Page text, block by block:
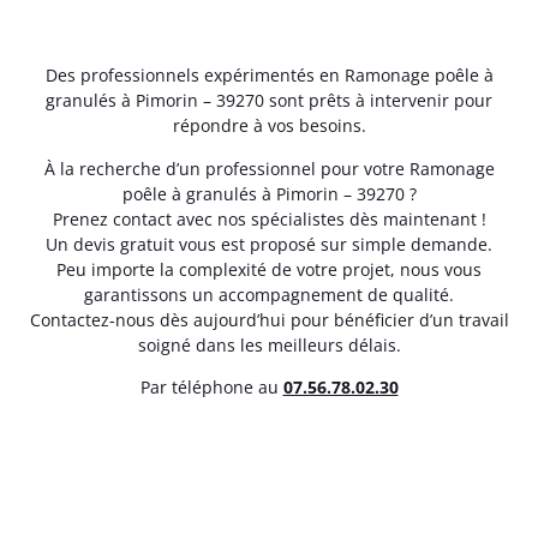
Des professionnels expérimentés en Ramonage poêle à
granulés à Pimorin – 39270 sont prêts à intervenir pour
répondre à vos besoins.
À la recherche d’un professionnel pour votre Ramonage
poêle à granulés à Pimorin – 39270 ?
Prenez contact avec nos spécialistes dès maintenant !
Un devis gratuit vous est proposé sur simple demande.
Peu importe la complexité de votre projet, nous vous
garantissons un accompagnement de qualité.
Contactez-nous dès aujourd’hui pour bénéficier d’un travail
soigné dans les meilleurs délais.
Par téléphone au 07.56.78.02.30